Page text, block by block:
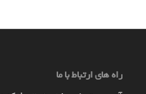
راه های ارتباط با ما